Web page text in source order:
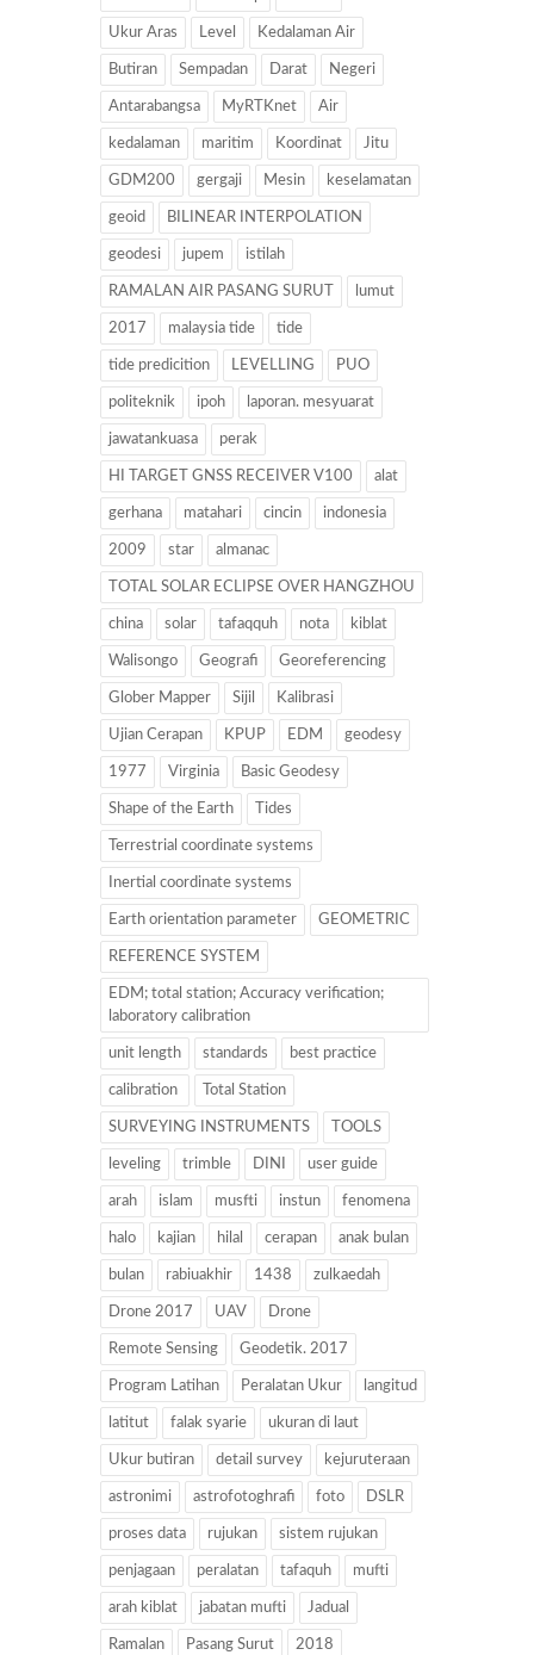
Ukur Aras Level Kedalaman Air
Butiran Sempadan Darat Negeri
Antarabangsa MyRTKnet Air
kedalaman maritim Koordinat Jitu
GDM200 gergaji Mesin keselamatan
geoid BILINEAR INTERPOLATION
geodesi jupem istilah
RAMALAN AIR PASANG SURUT lumut
2017 malaysia tide tide
tide predicition LEVELLING PUO
politeknik ipoh laporan. mesyuarat
jawatankuasa perak
HI TARGET GNSS RECEIVER V100 alat
gerhana matahari cincin indonesia
2009 star almanac
TOTAL SOLAR ECLIPSE OVER HANGZHOU
china solar tafaqquh nota kiblat
Walisongo Geografi Georeferencing
Glober Mapper Sijil Kalibrasi
Ujian Cerapan KPUP EDM geodesy
1977 Virginia Basic Geodesy
Shape of the Earth Tides
Terrestrial coordinate systems
Inertial coordinate systems
Earth orientation parameter GEOMETRIC
REFERENCE SYSTEM
EDM; total station; Accuracy verification;
laboratory calibration
unit length standards best practice
calibration Total Station
SURVEYING INSTRUMENTS TOOLS
leveling trimble DINI user guide
arah islam musfti instun fenomena
halo kajian hilal cerapan anak bulan
bulan rabiuakhir 1438 zulkaedah
Drone 2017 UAV Drone
Remote Sensing Geodetik. 2017
Program Latihan Peralatan Ukur langitud
latitut falak syarie ukuran di laut
Ukur butiran detail survey kejuruteraan
astronimi astrofotoghrafi foto DSLR
proses data rujukan sistem rujukan
penjagaan peralatan tafaquh mufti
arah kiblat jabatan mufti Jadual
Ramalan Pasang Surut 2018